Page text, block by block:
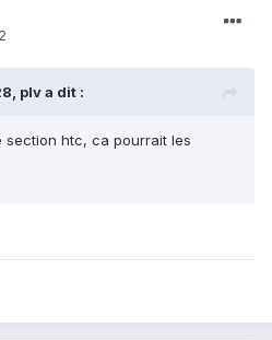
plv a dit :
section htc, ca pourrait les